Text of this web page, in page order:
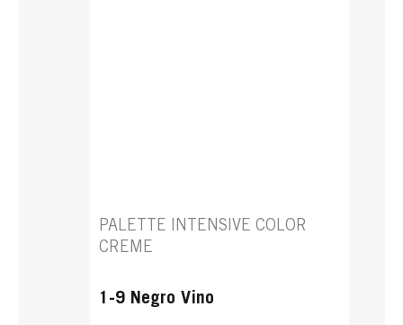
PALETTE INTENSIVE COLOR
CREME
1-9 Negro Vino